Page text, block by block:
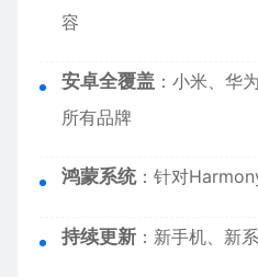
容
安卓全覆盖 ：小米、华
所有品牌
鸿蒙系统：针对
持续更新 ：新手机、新